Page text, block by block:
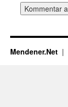
Mendener.Net